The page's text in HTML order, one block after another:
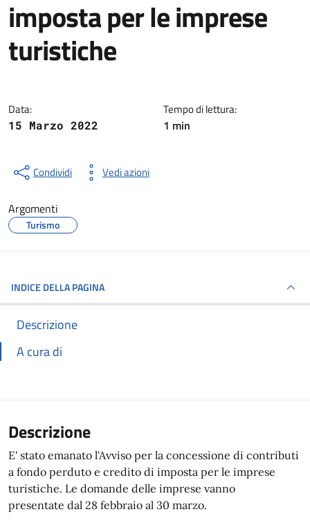
imposta per le imprese
turistiche
Data:
15 Marzo 2022
Tempo di lettura:
1 min
Condividi Vedi azioni
Argomenti
Turismo
INDICE DELLA PAGINA
Descrizione
A cura di
Descrizione
E' stato emanato l'Avviso per la concessione di contributi
a fondo perduto e credito di imposta per le imprese
turistiche. Le domande delle imprese vanno
presentate dal 28 febbraio al 30 marzo.